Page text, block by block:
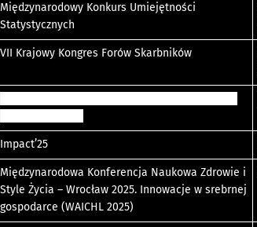
Międzynarodowy Konkurs Umiejętności
Statystycznych
VII Krajowy Kongres Forów Skarbników
Impact’25
Międzynarodowa Konferencja Naukowa Zdrowie i
Style Życia – Wrocław 2025. Innowacje w srebrnej
gospodarce (WAICHL 2025)